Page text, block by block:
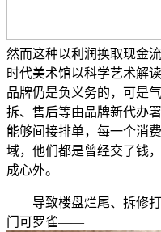
然而这种以利润换取现金
时代美术馆以科学艺术解
品牌仍是负义务的，可是
拆、售后等由品牌新代办
能够间接排单，每一个消
域，他们都是曾经交了钱
成心外。
导致楼盘烂尾、拆修打
门可罗雀——